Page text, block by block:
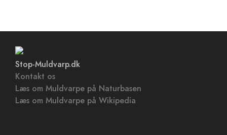
Stop-Muldvarp.dk
Kontakt os
Læs om Muldvarpe på Naturbasen
Læs om Muldvarpe på Wikipedia